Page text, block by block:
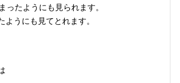
ったようにも見られます。
うにも見てとれます。